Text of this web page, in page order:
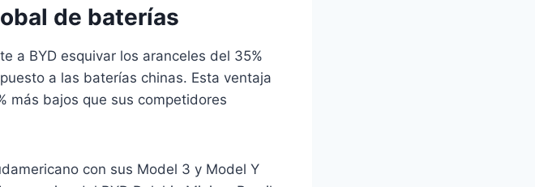
de baterías
a BYD esquivar los aranceles del 35%
a las baterías chinas. Esta ventaja
más bajos que sus competidores
con sus Model 3 y Model Y